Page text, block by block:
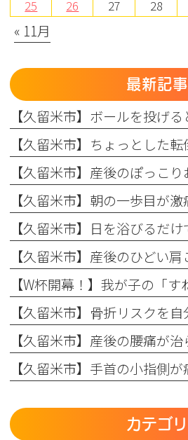
25
26 27 28
« 11月
最新記事
カテゴリ